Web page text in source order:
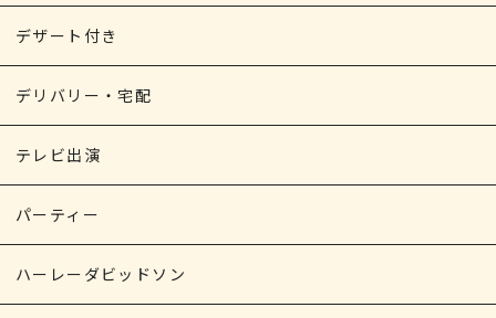
デザート付き
デリバリー・宅配
テレビ出演
パーティー
ハーレーダビッドソン